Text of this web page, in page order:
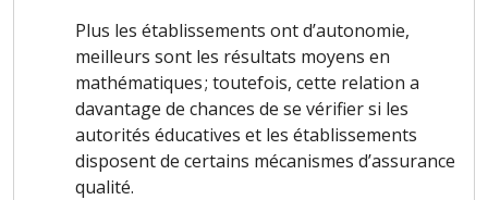
Plus les établissements ont d’autonomie,
meilleurs sont les résultats moyens en
mathématiques ; toutefois, cette relation a
davantage de chances de se vérifier si les
autorités éducatives et les établissements
disposent de certains mécanismes d’assurance
qualité.